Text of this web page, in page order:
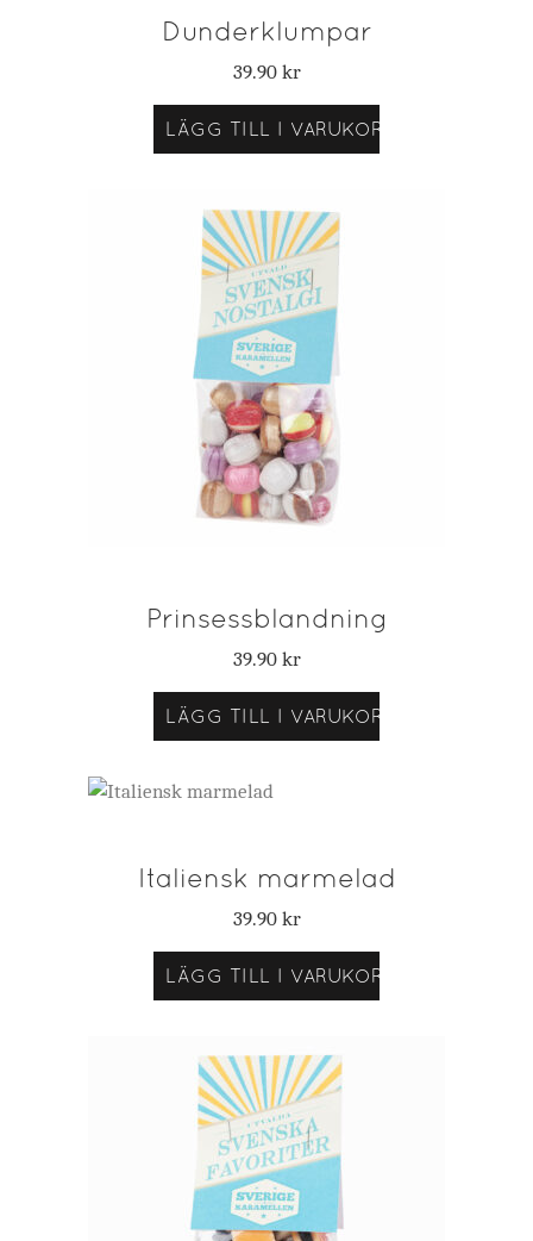
LÄGG TILL I VARUKORG
Dunderklumpar
39.90 kr
LÄGG TILL I VARUKORG
Prinsessblandning
39.90 kr
LÄGG TILL I VARUKORG
Italiensk marmelad
39.90 kr